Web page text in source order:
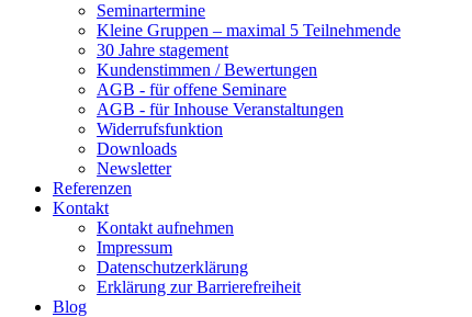
Seminartermine
Kleine Gruppen – maximal 5 Teilnehmende
30 Jahre stagement
Kundenstimmen / Bewertungen
AGB - für offene Seminare
AGB - für Inhouse Veranstaltungen
Widerrufsfunktion
Downloads
Newsletter
Referenzen
Kontakt
Kontakt aufnehmen
Impressum
Datenschutzerklärung
Erklärung zur Barrierefreiheit
Blog